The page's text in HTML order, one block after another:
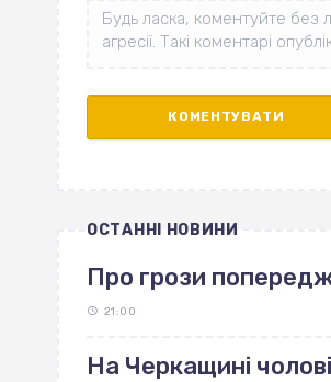
ОСТАННІ НОВИНИ
Про грози
21:00
На Черкащині